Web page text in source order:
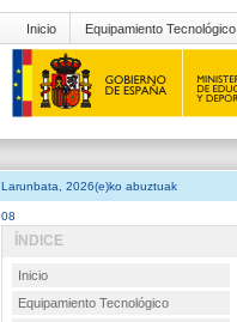
Inicio Equipamiento Tecnológico
Larunbata, 2026(e)ko abuztuak
08
ÍNDICE
Inicio
Equipamiento Tecnológico